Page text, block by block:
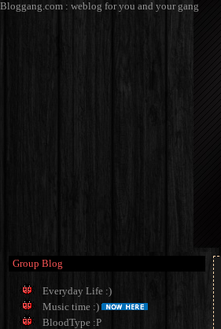
Bloggang.com : weblog for you and your gang
Group Blog
Everyday Life :)
Music time :)
BloodType :P